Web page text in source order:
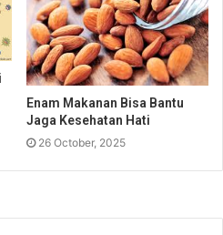
Enam Makanan Bisa Bantu
Jaga Kesehatan Hati
26 October, 2025